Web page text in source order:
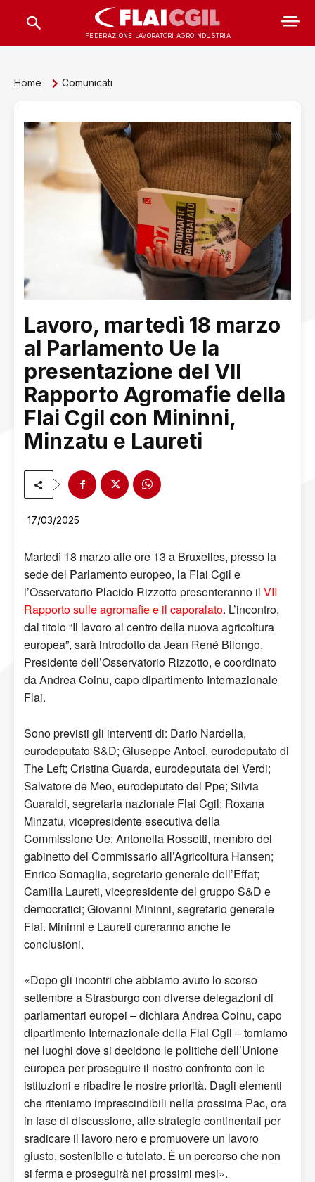
FEDERAZIONE LAVORATORI AGROINDUSTRIA
Home Comunicati
Lavoro, martedì 18 marzo
al Parlamento Ue la
presentazione del VII
Rapporto Agromafie della
Flai Cgil con Mininni,
Minzatu e Laureti
17/03/2025
Martedì 18 marzo alle ore 13 a Bruxelles, presso la
sede del Parlamento europeo, la Flai Cgil e
l’Osservatorio Placido Rizzotto presenteranno il VII
Rapporto sulle agromafie e il caporalato. L’incontro,
dal titolo “Il lavoro al centro della nuova agricoltura
europea”, sarà introdotto da Jean René Bilongo,
Presidente dell’Osservatorio Rizzotto, e coordinato
da Andrea Coinu, capo dipartimento Internazionale
Flai.
Sono previsti gli interventi di: Dario Nardella,
eurodeputato S&D; Giuseppe Antoci, eurodeputato di
The Left; Cristina Guarda, eurodeputata dei Verdi;
Salvatore de Meo, eurodeputato del Ppe; Silvia
Guaraldi, segretaria nazionale Flai Cgil; Roxana
Minzatu, vicepresidente esecutiva della
Commissione Ue; Antonella Rossetti, membro del
gabinetto del Commissario all’Agricoltura Hansen;
Enrico Somaglia, segretario generale dell’Effat;
Camilla Laureti, vicepresidente del gruppo S&D e
democratici; Giovanni Mininni, segretario generale
Flai. Mininni e Laureti cureranno anche le
conclusioni.
«Dopo gli incontri che abbiamo avuto lo scorso
settembre a Strasburgo con diverse delegazioni di
parlamentari europei – dichiara Andrea Coinu, capo
dipartimento Internazionale della Flai Cgil – torniamo
nei luoghi dove si decidono le politiche dell’Unione
europea per proseguire il nostro confronto con le
istituzioni e ribadire le nostre priorità. Dagli elementi
che riteniamo imprescindibili nella prossima Pac, ora
in fase di discussione, alle strategie continentali per
sradicare il lavoro nero e promuovere un lavoro
giusto, sostenibile e tutelato. È un percorso che non
si ferma e proseguirà nei prossimi mesi».